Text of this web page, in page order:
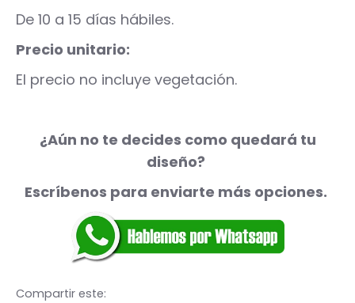
De 10 a 15 días hábiles.
Precio unitario:
El precio no incluye vegetación.
¿Aún no te decides como quedará tu
diseño?
Escríbenos para enviarte más opciones.
Compartir este: